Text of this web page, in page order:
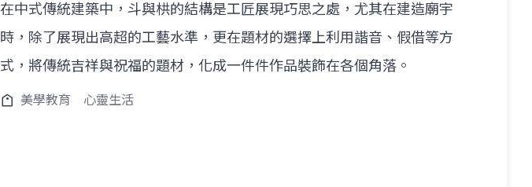
在中式傳統建築中，斗與栱的結構是工匠展現巧思之處，尤其在建造廟宇
時，除了展現出高超的工藝水準，更在題材的選擇上利用諧音、假借等方
式，將傳統吉祥與祝福的題材，化成一件件作品裝飾在各個角落。
美學教育 心靈生活